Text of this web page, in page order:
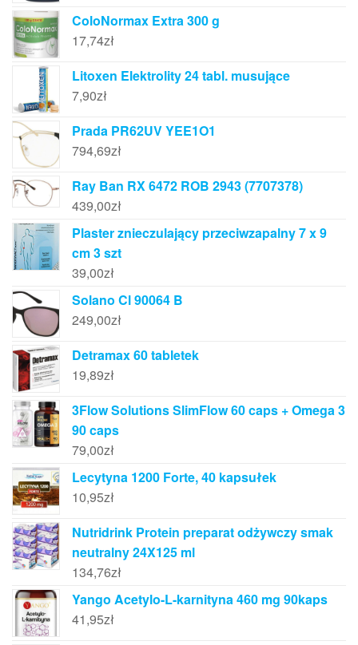
ColoNormax Extra 300 g
17,74zł
Litoxen Elektrolity 24 tabl. musujące
7,90zł
Prada PR62UV YEE1O1
794,69zł
Ray Ban RX 6472 ROB 2943 (7707378)
439,00zł
Plaster znieczulający przeciwzapalny 7 x 9
cm 3 szt
39,00zł
Solano Cl 90064 B
249,00zł
Detramax 60 tabletek
19,89zł
3Flow Solutions SlimFlow 60 caps + Omega 3
90 caps
79,00zł
Lecytyna 1200 Forte, 40 kapsułek
10,95zł
Nutridrink Protein preparat odżywczy smak
neutralny 24X125 ml
134,76zł
Yango Acetylo-L-karnityna 460 mg 90kaps
41,95zł